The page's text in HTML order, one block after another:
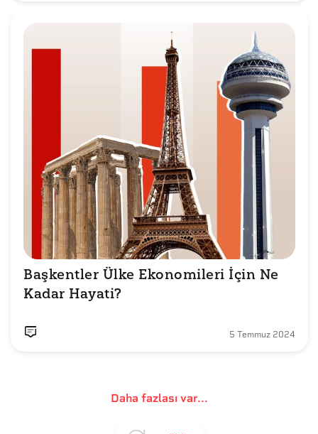
Başkentler Ülke Ekonomileri İçin Ne
Kadar Hayati?
5 Temmuz 2024
Daha fazlası var...